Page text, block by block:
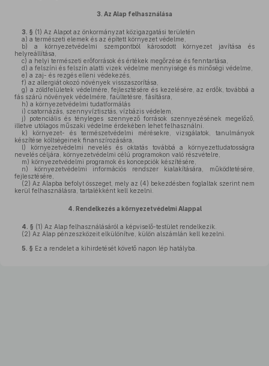
3. Az Alap felhasználása
3. § (1) Az Alapot az önkormányzat közigazgatási területén
a) a természeti elemek és az épített környezet védelme,
b) a környezetvédelmi szempontból károsodott környezet javítása és
helyreállítása,
c) a helyi természeti erőforrások és értékek megőrzése és fenntartása,
d) a felszíni és felszín alatti vizek védelme mennyisége és minőségi védelme,
e) a zaj- és rezgés elleni védekezés,
f) az allergiát okozó növények visszaszorítása,
g) a zöldfelületek védelmére, fejlesztésére és kezelésére, az erdők, továbbá a
fás szárú növények védelmére, faültetésre, fásításra,
h) a környezetvédelmi tudatformálás
i) csatornázás, szennyvíztisztás, vízbázis védelem,
j) potenciális és tényleges szennyező források szennyezésének megelőző,
illetve utólagos műszaki védelme érdekében lehet felhasználni.
k) környezet- és természetvédelmi mérésekre, vizsgálatok, tanulmányok
készítése költségeinek finanszírozására,
l) környezetvédelmi nevelés és oktatás továbbá a környezettudatosságra
nevelés céljára, környezetvédelmi célú programokon való részvételre,
m) környezetvédelmi programok és koncepciók készítésére,
n) környezetvédelmi információs rendszer kialakítására, működtetésére,
fejlesztésére,
(2) Az Alapba befolyt összeget, mely az (4) bekezdésben foglaltak szerint nem
kerül felhasználásra, tartalékként kell kezelni.
4. Rendelkezés a környezetvédelmi Alappal
4. § (1) Az Alap felhasználásáról a képviselő-testület rendelkezik.
(2) Az Alap pénzeszközeit elkülönítve, külön alszámlán kell kezelni.
5. § Ez a rendelet a kihirdetését követő napon lép hatályba.